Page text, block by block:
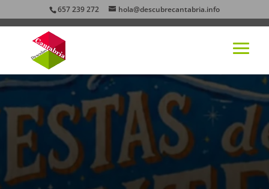
657 239 272 hola@descubrecantabria.info